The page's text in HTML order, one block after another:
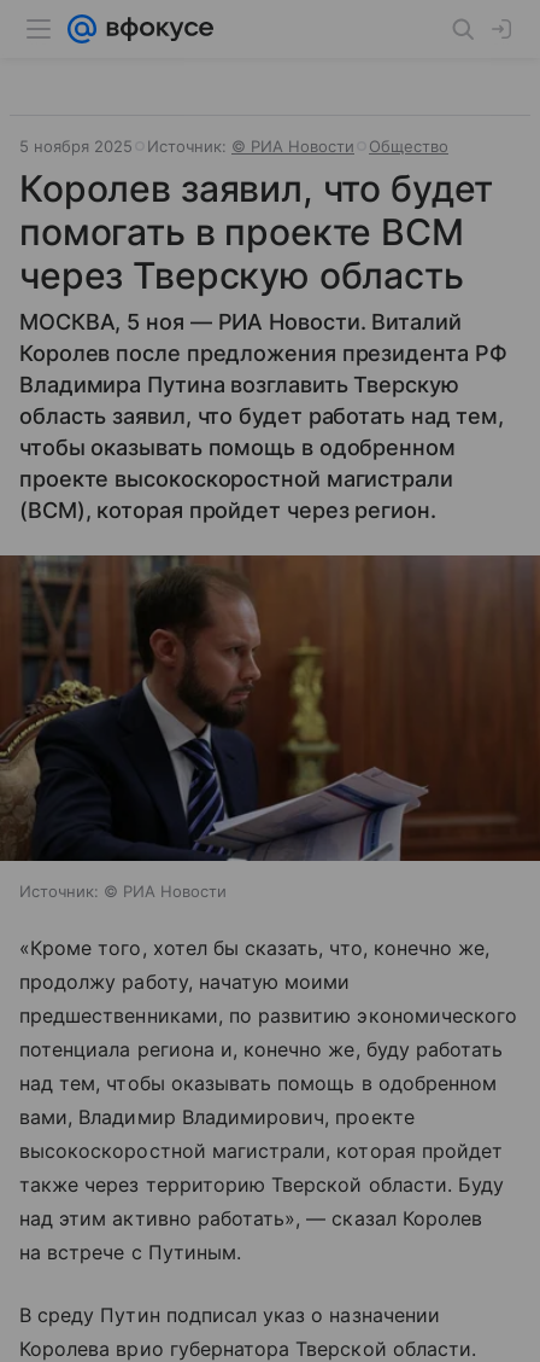
5 ноября 2025 Источник: © РИА Новости Общество
Королев заявил, что будет
помогать в проекте ВСМ
через Тверскую область
МОСКВА, 5 ноя — РИА Новости. Виталий
Королев после предложения президента РФ
Владимира Путина возглавить Тверскую
область заявил, что будет работать над тем,
чтобы оказывать помощь в одобренном
проекте высокоскоростной магистрали
(ВСМ), которая пройдет через регион.
Источник: © РИА Новости
«Кроме того, хотел бы сказать, что, конечно же,
продолжу работу, начатую моими
предшественниками, по развитию экономического
потенциала региона и, конечно же, буду работать
над тем, чтобы оказывать помощь в одобренном
вами, Владимир Владимирович, проекте
высокоскоростной магистрали, которая пройдет
также через территорию Тверской области. Буду
над этим активно работать», — сказал Королев
на встрече с Путиным.
В среду Путин подписал указ о назначении
Королева врио губернатора Тверской области.